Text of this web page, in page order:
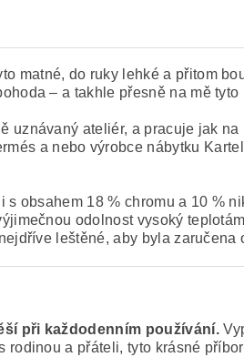
matné, do ruky lehké a přitom
– a takhle přesně na mě tyto
uznávaný ateliér, a pracuje jak
a nebo výrobce nábytku
obsahem 18 % chromu a 10 %
odolnost vysoký
leštěné, aby byla zaručena
při každodenním používání.
a přáteli, tyto krásné